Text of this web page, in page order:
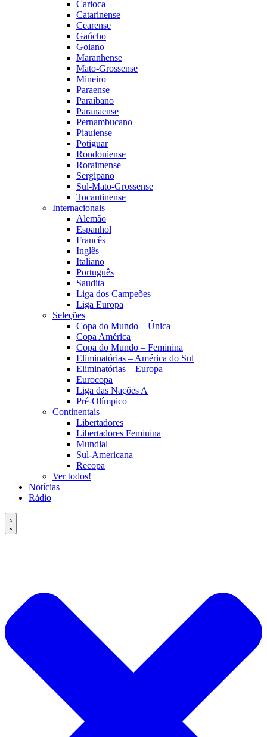
Carioca
Catarinense
Cearense
Gaúcho
Goiano
Maranhense
Mato-Grossense
Mineiro
Paraense
Paraibano
Paranaense
Pernambucano
Piauiense
Potiguar
Rondoniense
Roraimense
Sergipano
Sul-Mato-Grossense
Tocantinense
Internacionais
Alemão
Espanhol
Francês
Inglês
Italiano
Português
Saudita
Liga dos Campeões
Liga Europa
Seleções
Copa do Mundo – Única
Copa América
Copa do Mundo – Feminina
Eliminatórias – América do Sul
Eliminatórias – Europa
Eurocopa
Liga das Nações A
Pré-Olímpico
Continentais
Libertadores
Libertadores Feminina
Mundial
Sul-Americana
Recopa
Ver todos!
Notícias
Rádio